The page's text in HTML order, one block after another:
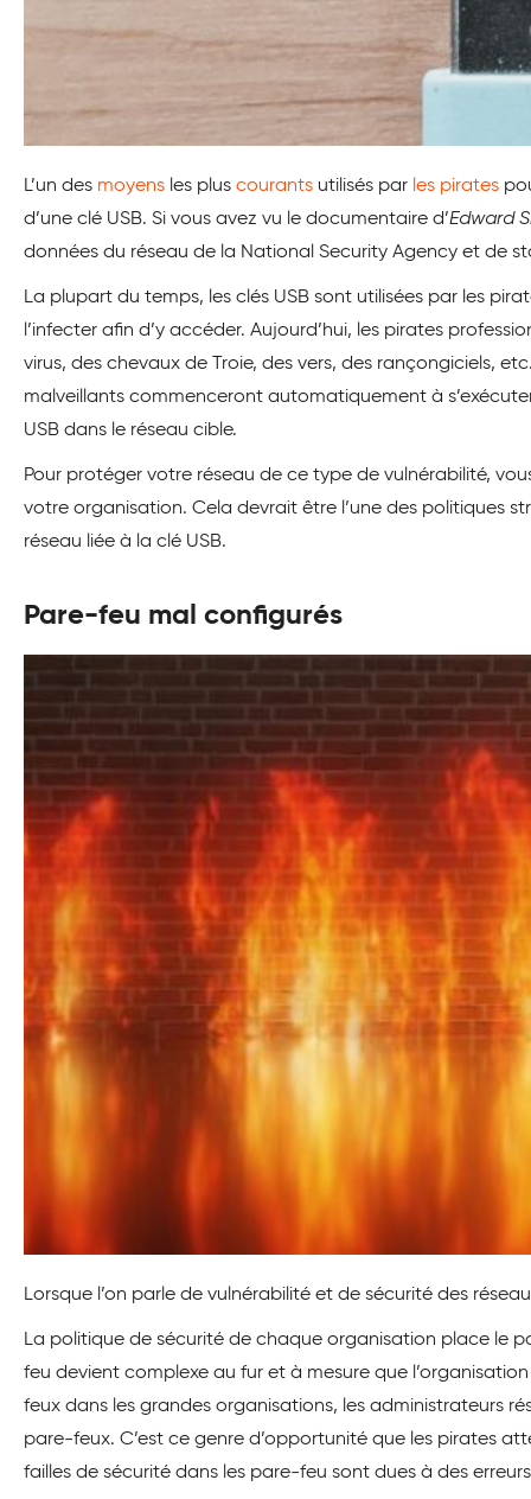
L’un des moyens les plus courants utilisés par les pirates
d’une clé USB. Si vous avez vu le documentaire d’Edward
données du réseau de la National Security Agency et de
La plupart du temps, les clés USB sont utilisées par les
l’infecter afin d’y accéder. Aujourd’hui, les pirates
virus, des chevaux de Troie, des vers, des rançongiciels,
malveillants commenceront automatiquement à
USB dans le réseau cible.
Pour protéger votre réseau de ce type de vulnérabilité,
votre organisation. Cela devrait être l’une des politiques
réseau liée à la clé USB.
Pare-feu mal configurés
Lorsque l’on parle de vulnérabilité et de sécurité des
La politique de sécurité de chaque organisation place le
feu devient complexe au fur et à mesure que
feux dans les grandes organisations, les administrateurs
pare-feux. C’est ce genre d’opportunité que les pirates
failles de sécurité dans les pare-feu sont dues à des